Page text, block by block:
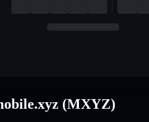
(MXYZ)